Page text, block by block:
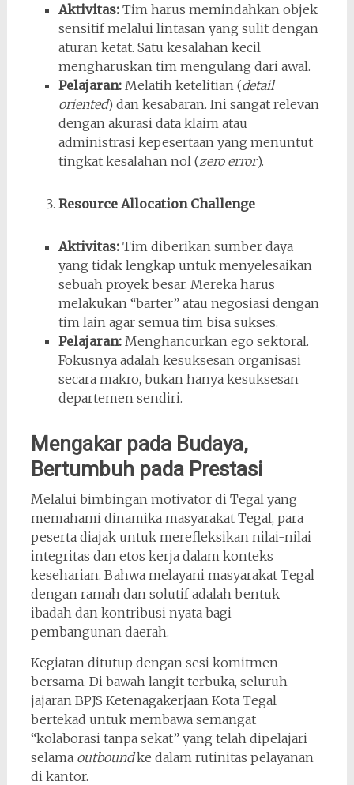
Aktivitas:Tim harus memindahkan objek
sensitif melalui lintasan yang sulit dengan
aturan ketat. Satu kesalahan kecil
mengharuskan tim mengulang dari awal.
Pelajaran:Melatih ketelitian (detail
oriented) dan kesabaran. Ini sangat relevan
dengan akurasi data klaim atau
administrasi kepesertaan yang menuntut
tingkat kesalahan nol (zero error).
Resource Allocation Challenge
Aktivitas:Tim diberikan sumber daya
yang tidak lengkap untuk menyelesaikan
sebuah proyek besar. Mereka harus
melakukan “barter” atau negosiasi dengan
tim lain agar semua tim bisa sukses.
Pelajaran:Menghancurkan ego sektoral.
Fokusnya adalah kesuksesan organisasi
secara makro, bukan hanya kesuksesan
departemen sendiri.
Mengakar pada Budaya,
Bertumbuh pada Prestasi
Melalui bimbingan motivator di Tegal yang
memahami dinamika masyarakat Tegal, para
peserta diajak untuk merefleksikan nilai-nilai
integritas dan etos kerja dalam konteks
keseharian. Bahwa melayani masyarakat Tegal
dengan ramah dan solutif adalah bentuk
ibadah dan kontribusi nyata bagi
pembangunan daerah.
Kegiatan ditutup dengan sesi komitmen
bersama. Di bawah langit terbuka, seluruh
jajaran BPJS Ketenagakerjaan Kota Tegal
bertekad untuk membawa semangat
“kolaborasi tanpa sekat” yang telah dipelajari
selama outboundke dalam rutinitas pelayanan
di kantor.